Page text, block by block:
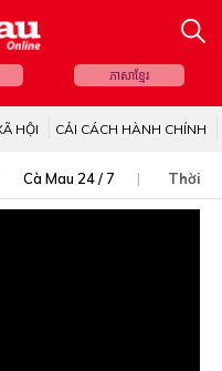
ភាសាខ្មែរ
HỘI CẢI CÁCH HÀNH CHÍNH
Cà Mau 24 / 7 Thời sự